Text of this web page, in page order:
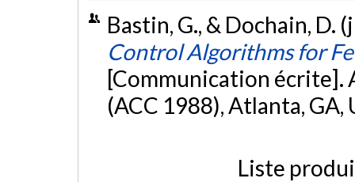
Bastin, G., & Dochain, D.
Control Algorithms for
[Communication écrite].
(ACC 1988), Atlanta, GA,
Liste